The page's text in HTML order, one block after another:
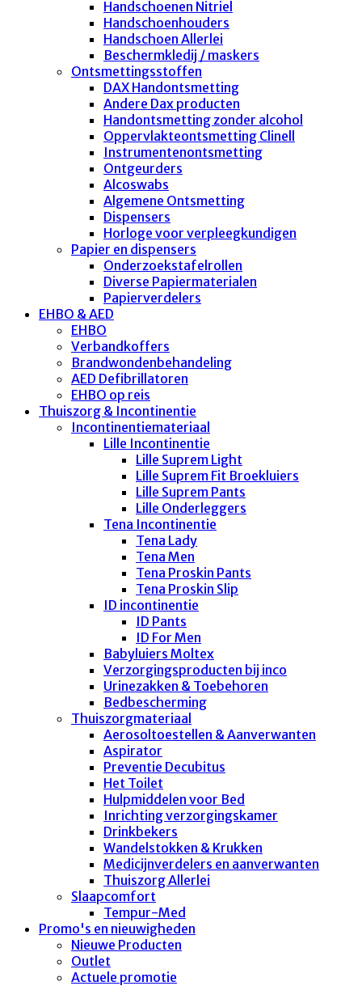
Handschoenen Nitriel
Handschoenhouders
Handschoen Allerlei
Beschermkledij / maskers
Ontsmettingsstoffen
DAX Handontsmetting
Andere Dax producten
Handontsmetting zonder alcohol
Oppervlakteontsmetting Clinell
Instrumentenontsmetting
Ontgeurders
Alcoswabs
Algemene Ontsmetting
Dispensers
Horloge voor verpleegkundigen
Papier en dispensers
Onderzoekstafelrollen
Diverse Papiermaterialen
Papierverdelers
EHBO & AED
EHBO
Verbandkoffers
Brandwondenbehandeling
AED Defibrillatoren
EHBO op reis
Thuiszorg & Incontinentie
Incontinentiemateriaal
Lille Incontinentie
Lille Suprem Light
Lille Suprem Fit Broekluiers
Lille Suprem Pants
Lille Onderleggers
Tena Incontinentie
Tena Lady
Tena Men
Tena Proskin Pants
Tena Proskin Slip
ID incontinentie
ID Pants
ID For Men
Babyluiers Moltex
Verzorgingsproducten bij inco
Urinezakken & Toebehoren
Bedbescherming
Thuiszorgmateriaal
Aerosoltoestellen & Aanverwanten
Aspirator
Preventie Decubitus
Het Toilet
Hulpmiddelen voor Bed
Inrichting verzorgingskamer
Drinkbekers
Wandelstokken & Krukken
Medicijnverdelers en aanverwanten
Thuiszorg Allerlei
Slaapcomfort
Tempur-Med
Promo's en nieuwigheden
Nieuwe Producten
Outlet
Actuele promotie